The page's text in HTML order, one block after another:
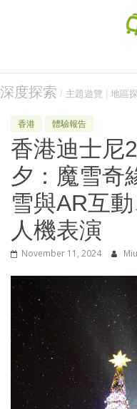
深度探索 / 主題遊覽 地區
香港 體驗報告
香港迪士尼
夕：魔雪奇
雪與AR互
人機表演
November 11, 2024 Miu